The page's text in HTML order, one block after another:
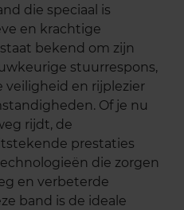
die speciaal is
en krachtige
bekend om zijn
stuurrespons,
en rijplezier
Of je nu
rijdt, de
prestaties
die zorgen
en verbeterde
band is de ideale